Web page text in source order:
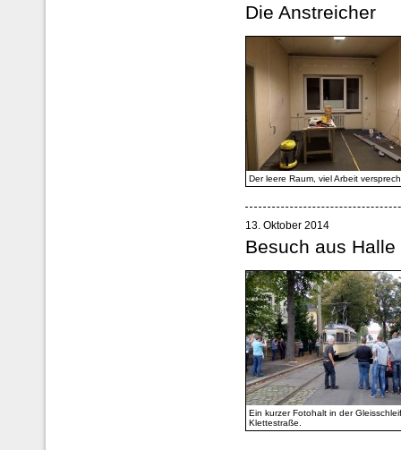
Die Anstreicher
Der leere Raum, viel Arbeit
13. Oktober 2014
Besuch aus Halle
Ein kurzer Fotohalt in der
Klettestraße.